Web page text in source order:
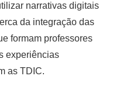
narrativas digitais
da integração das
formam professores
experiências
as TDIC.